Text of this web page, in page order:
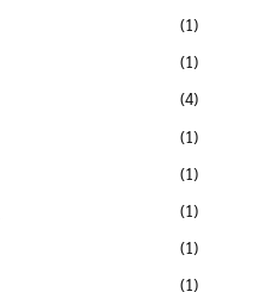
(1)
(1)
(4)
(1)
(1)
(1)
(1)
(1)